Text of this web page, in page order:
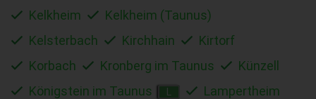
Kelkheim
Kelkheim (Taunus)
Kelsterbach
Kirchhain
Kirtorf
Korbach
Kronberg im Taunus
Künzell
Königstein im Taunus
Lampertheim